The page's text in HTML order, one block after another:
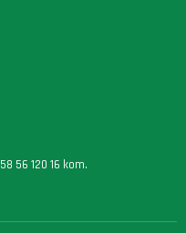
58 56 120 16 kom.